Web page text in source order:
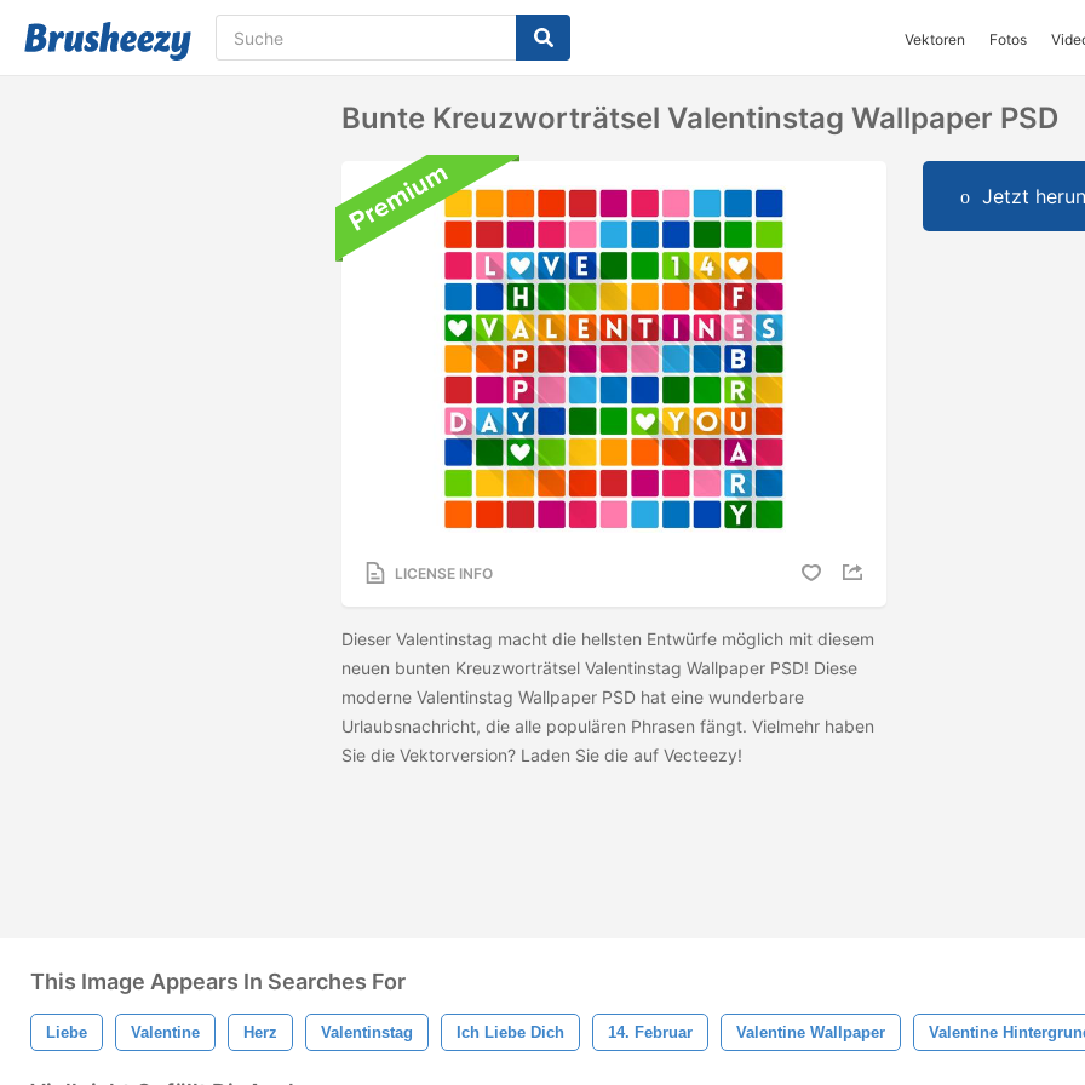
Vektoren Fotos
Bunte Kreuzworträtsel Valentinstag Wallpaper PSD
LICENSE INFO
Dieser Valentinstag macht die hellsten Entwürfe möglich mit diesem
neuen bunten Kreuzworträtsel Valentinstag Wallpaper PSD! Diese
moderne Valentinstag Wallpaper PSD hat eine wunderbare
Urlaubsnachricht, die alle populären Phrasen fängt. Vielmehr haben
Sie die Vektorversion? Laden Sie die auf Vecteezy!
Jetzt
This Image Appears In Searches For
Liebe Valentine Herz Valentinstag Ich Liebe Dich 14. Februar Valentine Wallpaper Valentine